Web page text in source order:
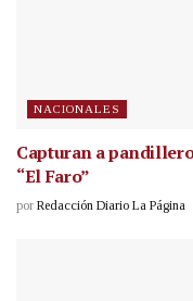
NACIONALES
Capturan a
“El Faro”
por Redacción Diario La Página